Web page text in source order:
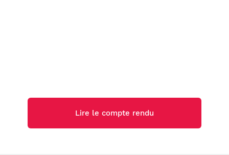
Lire le compte rendu